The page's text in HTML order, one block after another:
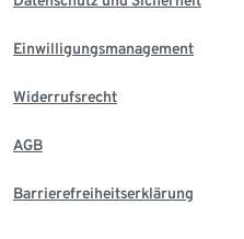
Einwilligungsmanagement
Widerrufsrecht
AGB
Barrierefreiheitserklärung